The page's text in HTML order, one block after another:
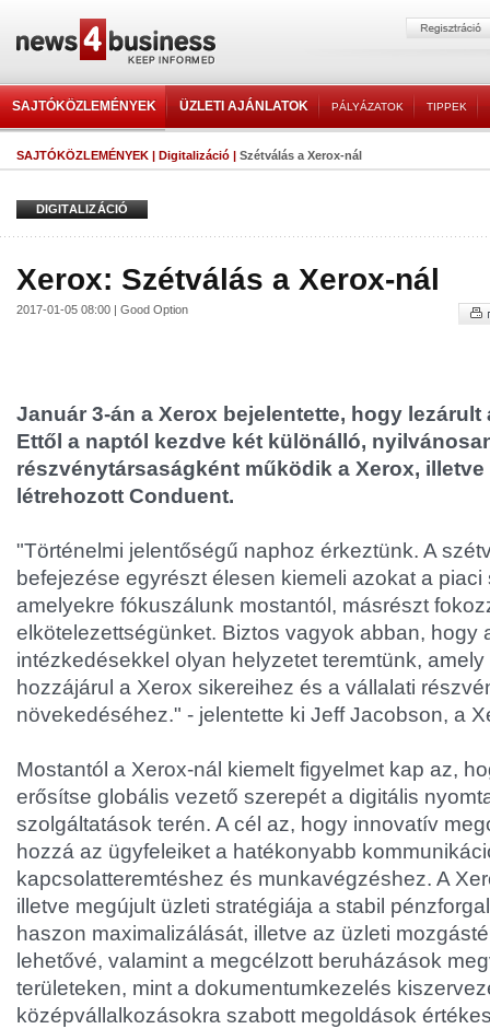
SAJTÓKÖZLEMÉNYEK ÜZLETI AJÁNLATOK PÁLYÁZATOK TIPPEK
SAJTÓKÖZLEMÉNYEK | Digitalizáció | Szétválás a Xerox-nál
DIGITALIZÁCIÓ
Xerox: Szétválás a Xerox-nál
2017-01-05 08:00 | Good Option
Január 3-án a Xerox bejelentette, hogy lezárult
Ettől a naptól kezdve két különálló,
részvénytársaságként működik a Xerox,
létrehozott Conduent.
"Történelmi jelentőségű naphoz érkeztünk. A
befejezése egyrészt élesen kiemeli azokat a
amelyekre fókuszálunk mostantól, másrészt
elkötelezettségünket. Biztos vagyok abban, hogy
intézkedésekkel olyan helyzetet teremtünk,
hozzájárul a Xerox sikereihez és a vállalati
növekedéséhez." - jelentette ki Jeff Jacobson, a
Mostantól a Xerox-nál kiemelt figyelmet kap az,
erősítse globális vezető szerepét a digitális
szolgáltatások terén. A cél az, hogy innovatív
hozzá az ügyfeleiket a hatékonyabb
kapcsolatteremtéshez és munkavégzéshez. A
illetve megújult üzleti stratégiája a stabil
haszon maximalizálását, illetve az üzleti
lehetővé, valamint a megcélzott beruházások
területeken, mint a dokumentumkezelés
középvállalkozásokra szabott megoldások